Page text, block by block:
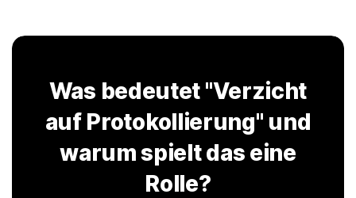
Was bedeutet "Verzicht
auf Protokollierung" und
warum spielt das eine
Rolle?